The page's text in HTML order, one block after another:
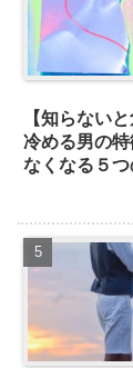
【知らない
冷める男の
なくなる５